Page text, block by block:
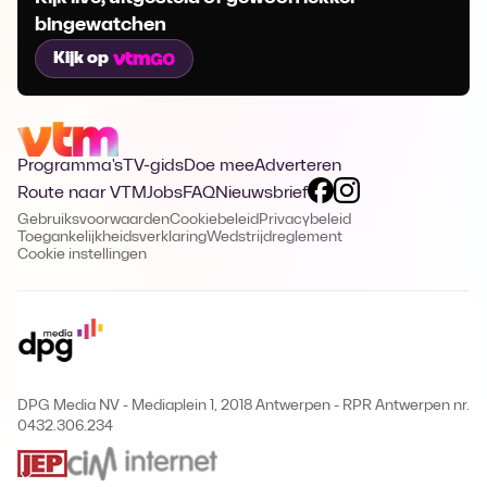
bingewatchen
Kijk op
Programma's TV-gidsDoe meeAdverteren
Route naar VTMJobsFAQNieuwsbrief
GebruiksvoorwaardenCookiebeleid Privacybeleid
ToegankelijkheidsverklaringWedstrijdreglement
Cookie instellingen
DPG Media NV - Mediaplein 1, 2018 Antwerpen - RPR Antwerpen nr.
0432.306.234